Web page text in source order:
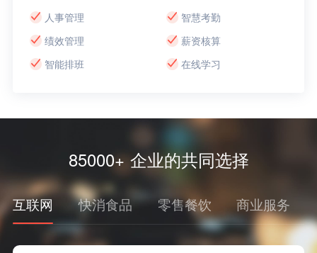
人事管理
智慧考勤
绩效管理
薪资核算
智能排班
在线学习
85000+ 企业的共同选择
互联网 快消食品 零售餐饮 商业服务